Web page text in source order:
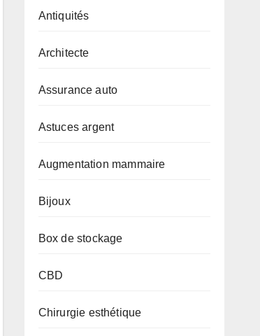
Antiquités
Architecte
Assurance auto
Astuces argent
Augmentation mammaire
Bijoux
Box de stockage
CBD
Chirurgie esthétique